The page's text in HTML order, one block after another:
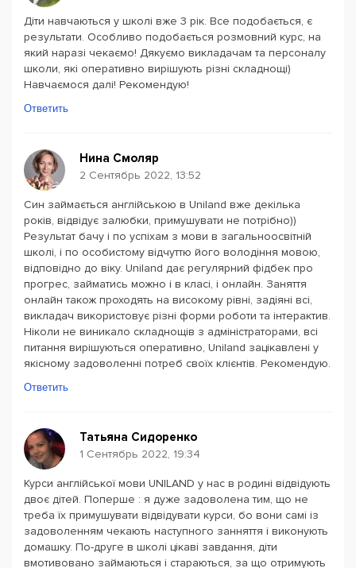
Діти навчаються у школі вже 3 рік. Все подобається, є
результати. Особливо подобається розмовний курс, на
який наразі чекаємо! Дякуємо викладачам та персоналу
школи, які оперативно вирішують різні складнощі)
Навчаємося далі! Рекомендую!
Ответить
Нина Смоляр
2 Сентябрь 2022, 13:52
Син займається англійською в Uniland вже декілька
років, відвідує залюбки, примушувати не потрібно))
Результат бачу і по успіхам з мови в загальноосвітній
школі, і по особистому відчуттю його володіння мовою,
відповідно до віку. Uniland дає регулярний фідбек про
прогрес, займатись можно і в класі, і онлайн. Заняття
онлайн також проходять на високому рівні, задіяні всі,
викладач використовує різні форми роботи та інтерактив.
Ніколи не виникало складнощів з адміністраторами, всі
питання вирішуються оперативно, Uniland зацікавлені у
якісному задоволенні потреб своїх клієнтів. Рекомендую.
Ответить
Татьяна Сидоренко
1 Сентябрь 2022, 19:34
Курси англійської мови UNILAND у нас в родині відвідують
двоє дітей. Поперше : я дуже задоволена тим, що не
треба їх примушувати відвідувати курси, бо вони самі із
задоволенням чекають наступного занняття і виконують
домашку. По-друге в школі цікаві завдання, діти
вмотивовано займаються і стараються, за що отримують